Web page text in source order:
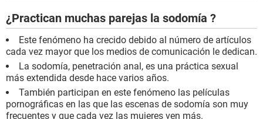
SEXUALIDAD
GLOSARIO
¿Practican muchas parejas la sodomía ?
Este fenómeno ha crecido debido al número de artículos
cada vez mayor que los medios de comunicación le dedican.
La sodomía, penetración anal, es una práctica sexual
más extendida desde hace varios años.
También participan en este fenómeno las películas
pornográficas en las que las escenas de sodomía son muy
frecuentes y que cada vez las mujeres ven más.